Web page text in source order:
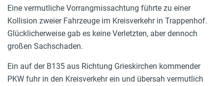
Eine vermutliche Vorrangmissachtung führte zu einer
Kollision zweier Fahrzeuge im Kreisverkehr in Trappenhof.
Glücklicherweise gab es keine Verletzten, aber dennoch
großen Sachschaden.
Ein auf der B135 aus Richtung Grieskirchen kommender
PKW fuhr in den Kreisverkehr ein und übersah vermutlich